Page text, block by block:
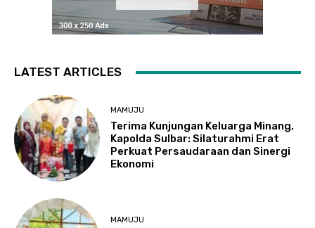
LATEST ARTICLES
MAMUJU
Terima Kunjungan Keluarga Minang,
Kapolda Sulbar: Silaturahmi Erat
Perkuat Persaudaraan dan Sinergi
Ekonomi
MAMUJU